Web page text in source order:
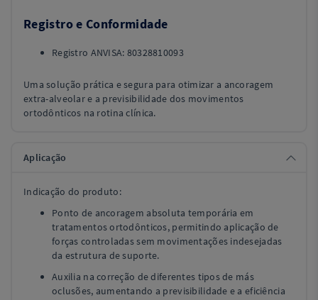
Registro e Conformidade
Registro ANVISA: 80328810093
Uma solução prática e segura para otimizar a ancoragem
extra-alveolar e a previsibilidade dos movimentos
ortodônticos na rotina clínica.
Aplicação
Indicação do produto:
Ponto de ancoragem absoluta temporária em
tratamentos ortodônticos, permitindo aplicação de
forças controladas sem movimentações indesejadas
da estrutura de suporte.
Auxilia na correção de diferentes tipos de más
oclusões, aumentando a previsibilidade e a eficiência